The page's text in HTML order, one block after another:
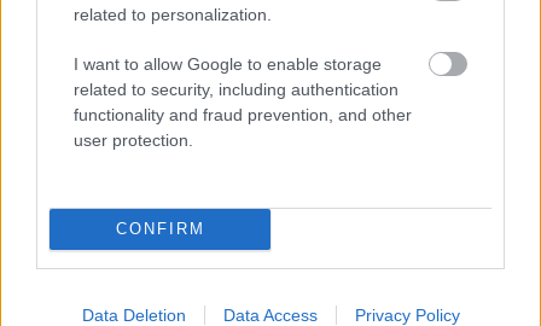
related to personalization.
I want to allow Google to enable storage
related to security, including authentication
functionality and fraud prevention, and other
user protection.
CONFIRM
Data Deletion Data Access Privacy Policy
Leeds UnitedvsManchester United2026-08-12 20:30
Manchester United
ELŐZŐ MÉRKŐZÉSEK